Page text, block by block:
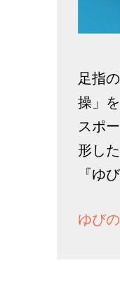
足指
操」を
スポ
形し
『ゆ
ゆび